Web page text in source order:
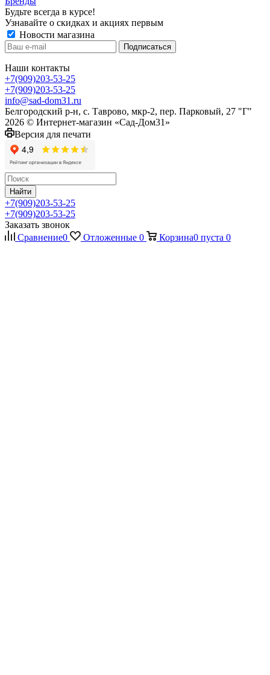
Будьте всегда в курсе!
Узнавайте о скидках и акциях первым
Новости магазина
Наши контакты
+7(909)203-53-25
+7(909)203-53-25
info@sad-dom31.ru
Белгородский р-н, с. Таврово, мкр-2, пер. Парковый, 27 "Г"
2026 © Интернет-магазин «Сад-Дом31»
Версия для печати
Найти
+7(909)203-53-25
+7(909)203-53-25
Заказать звонок
Сравнение0 Отложенные 0 Корзина0 пуста 0